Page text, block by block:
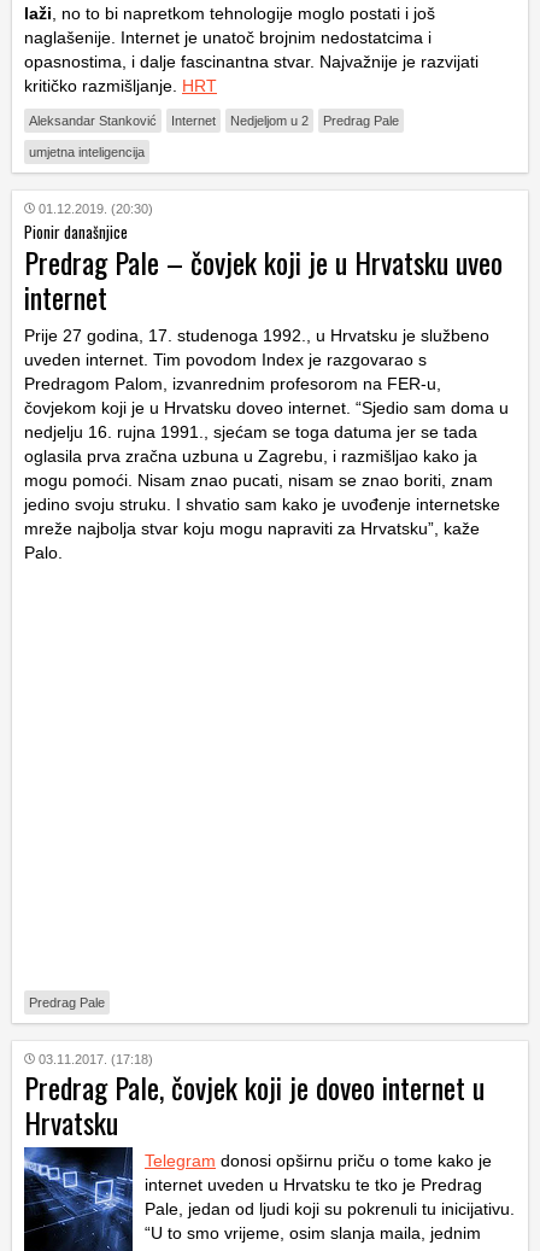
laži , no to bi napretkom tehnologije moglo postati i još
naglašenije. Internet je unatoč brojnim nedostatcima i
opasnostima, i dalje fascinantna stvar. Najvažnije je razvijati
kritičko razmišljanje. HRT
Aleksandar Stanković Internet Nedjeljom u 2 Predrag Pale
umjetna inteligencija
01.12.2019. (20:30)
Pionir današnjice
Predrag Pale – čovjek koji je u Hrvatsku uveo
internet
Prije 27 godina, 17. studenoga 1992., u Hrvatsku je službeno
uveden internet. Tim povodom Index je razgovarao s
Predragom Palom, izvanrednim profesorom na FER-u,
čovjekom koji je u Hrvatsku doveo internet. “Sjedio sam doma u
nedjelju 16. rujna 1991., sjećam se toga datuma jer se tada
oglasila prva zračna uzbuna u Zagrebu, i razmišljao kako ja
mogu pomoći. Nisam znao pucati, nisam se znao boriti, znam
jedino svoju struku. I shvatio sam kako je uvođenje internetske
mreže najbolja stvar koju mogu napraviti za Hrvatsku”, kaže
Palo.
Predrag Pale
03.11.2017. (17:18)
Predrag Pale, čovjek koji je doveo internet u
Hrvatsku
Telegram donosi opširnu priču o tome kako je
internet uveden u Hrvatsku te tko je Predrag
Pale, jedan od ljudi koji su pokrenuli tu inicijativu.
“U to smo vrijeme, osim slanja maila, jednim